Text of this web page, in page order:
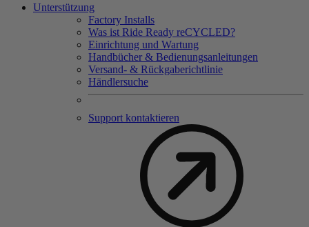
Unterstützung
Factory Installs
Was ist Ride Ready reCYCLED?
Einrichtung und Wartung
Handbücher & Bedienungsanleitungen
Versand- & Rückgaberichtlinie
Händlersuche
Support kontaktieren